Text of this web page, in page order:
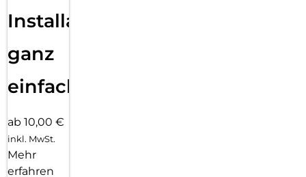
Installation
ganz
einfach
ab 10,00 €
inkl. MwSt.
Mehr
erfahren